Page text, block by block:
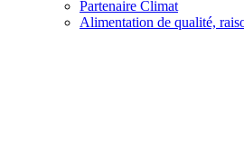
Partenaire Climat
Alimentation de qualité,